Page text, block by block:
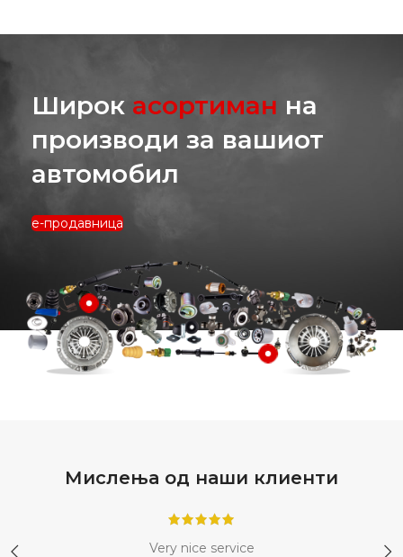
Широк асортиман на
производи за вашиот
автомобил
е-продавница
Мислења од наши клиенти
Very nice service